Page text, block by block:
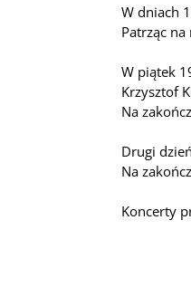
W dniach
Patrząc
W piątek
Krzysztof
Na
Drugi
Na
Koncerty